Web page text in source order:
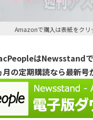
Amazonで購入は表紙をクリ
はNewsstand
月の定期購読なら最新号